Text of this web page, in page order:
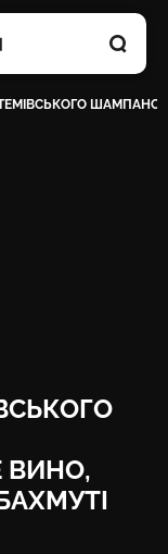
ВИНО,